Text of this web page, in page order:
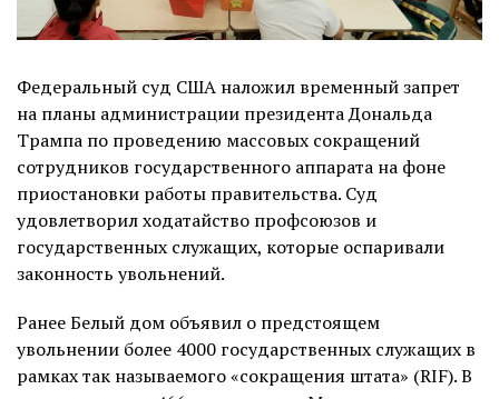
Федеральный суд США наложил временный запрет
на планы администрации президента Дональда
Трампа по проведению массовых сокращений
сотрудников государственного аппарата на фоне
приостановки работы правительства. Суд
удовлетворил ходатайство профсоюзов и
государственных служащих, которые оспаривали
законность увольнений.
Ранее Белый дом объявил о предстоящем
увольнении более 4000 государственных служащих в
рамках так называемого «сокращения штата» (RIF). В